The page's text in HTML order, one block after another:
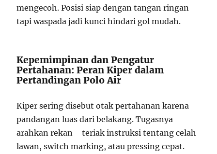
mengecoh. Posisi siap dengan tangan ringan
tapi waspada jadi kunci hindari gol mudah.
Kepemimpinan dan Pengatur
Pertahanan: Peran Kiper dalam
Pertandingan Polo Air
Kiper sering disebut otak pertahanan karena
pandangan luas dari belakang. Tugasnya
arahkan rekan—teriak instruksi tentang celah
lawan, switch marking, atau pressing cepat.